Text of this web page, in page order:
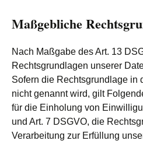
Maßgebliche
Nach Maßgabe des Art. 13
Rechtsgrundlagen unserer
Sofern die Rechtsgrundlage in
nicht genannt wird, gilt
für die Einholung von
und Art. 7 DSGVO, die
Verarbeitung zur Erfüllung